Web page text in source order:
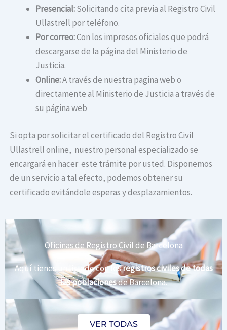
Presencial:Solicitando cita previa al Registro Civil
Ullastrell por teléfono.
Por correo:Con los impresos oficiales que podrá
descargarse de la página del Ministerio de
Justicia.
Online:A través de nuestra pagina web o
directamente al Ministerio de Justicia a través de
su página web
Si opta por solicitar el certificado del Registro Civil
Ullastrell online, nuestro personal especializado se
encargará en hacer este trámite por usted. Disponemos
de un servicio a tal efecto, podemos obtener su
certificado evitándole esperas y desplazamientos.
Oficinas de Registro Civil de Barcelona
Aquí tienes un listado con losregistros civiles de todas
las poblacionesde Barcelona.
VER TODAS